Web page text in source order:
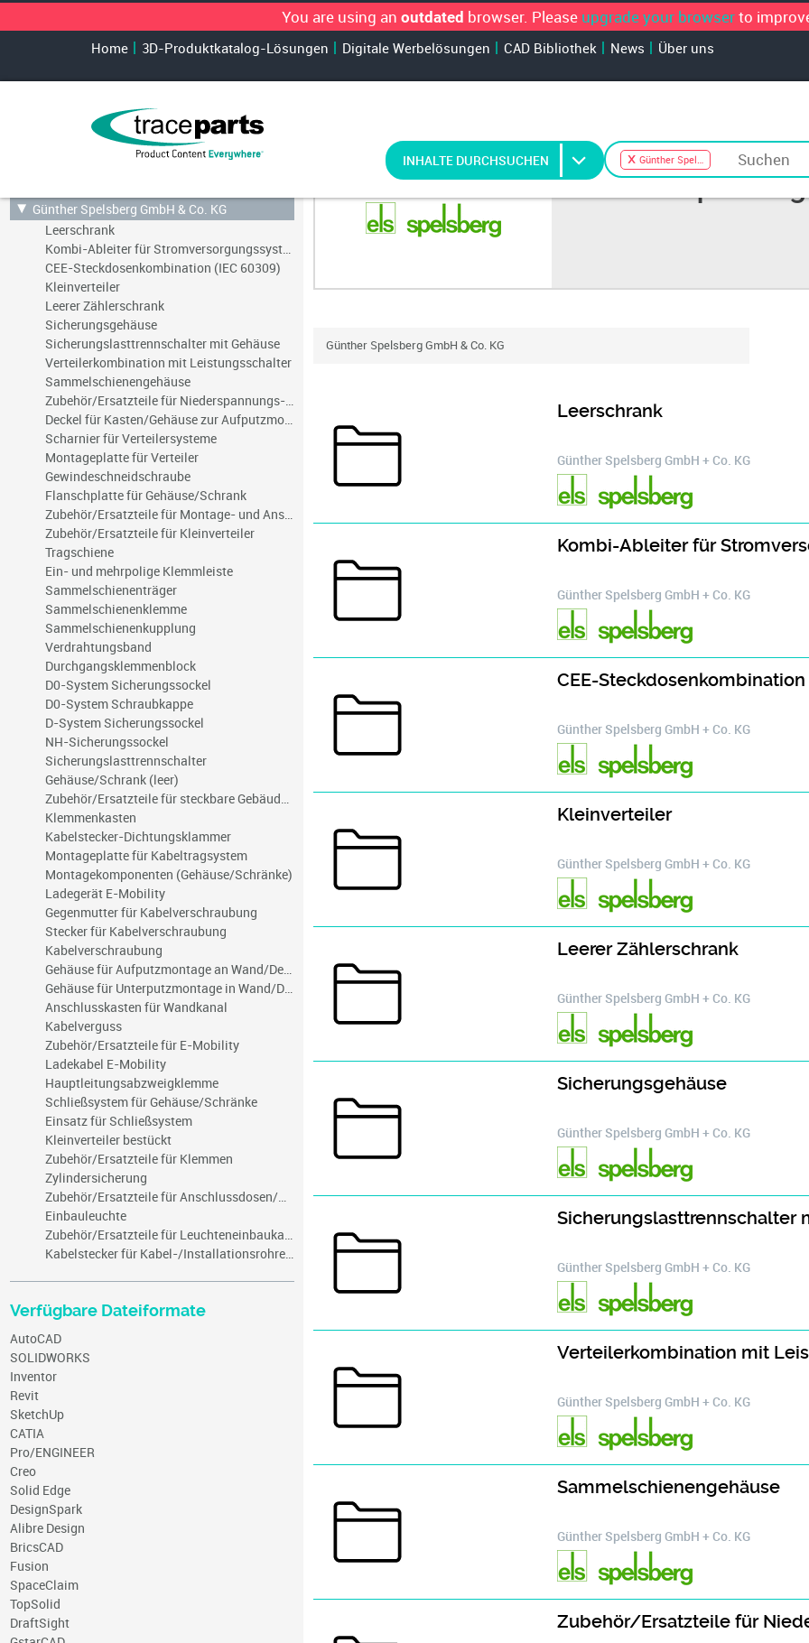
You are using an outdated browser. Please upgrade your browserto
Home 3D-Produktkatalog-Lösungen Digitale Werbelösungen CAD Bibliothek News Über uns
INHALTE DURCHSUCHEN Günther Spelsberg GmbH & Co. KG
Günther Spelsberg GmbH & Co. KG
Leerschrank
Kombi-Ableiter für Stromversorgungssysteme
CEE-Steckdosenkombination (IEC 60309)
Kleinverteiler
Leerer Zählerschrank
Sicherungsgehäuse
Sicherungslasttrennschalter mit Gehäuse
Verteilerkombination mit Leistungsschalter
Sammelschienengehäuse
Zubehör/Ersatzteile für Niederspannungs-Schalttechnik
Deckel für Kasten/Gehäuse zur Aufputzmontage an Wand/Decke
Scharnier für Verteilersysteme
Montageplatte für Verteiler
Gewindeschneidschraube
Flanschplatte für Gehäuse/Schrank
Zubehör/Ersatzteile für Montage- und Anschlussmaterial
Zubehör/Ersatzteile für Kleinverteiler
Tragschiene
Ein- und mehrpolige Klemmleiste
Sammelschienenträger
Sammelschienenklemme
Sammelschienenkupplung
Verdrahtungsband
Durchgangsklemmenblock
D0-System Sicherungssockel
D0-System Schraubkappe
D-System Sicherungssockel
NH-Sicherungssockel
Sicherungslasttrennschalter
Gehäuse/Schrank (leer)
Zubehör/Ersatzteile für steckbare Gebäudeinstallation
Klemmenkasten
Kabelstecker-Dichtungsklammer
Montageplatte für Kabeltragsystem
Montagekomponenten (Gehäuse/Schränke)
Ladegerät E-Mobility
Gegenmutter für Kabelverschraubung
Stecker für Kabelverschraubung
Kabelverschraubung
Gehäuse für Aufputzmontage an Wand/Decke
Gehäuse für Unterputzmontage in Wand/Decke
Anschlusskasten für Wandkanal
Kabelverguss
Zubehör/Ersatzteile für E-Mobility
Ladekabel E-Mobility
Hauptleitungsabzweigklemme
Schließsystem für Gehäuse/Schränke
Einsatz für Schließsystem
Kleinverteiler bestückt
Zubehör/Ersatzteile für Klemmen
Zylindersicherung
Zubehör/Ersatzteile für Anschlussdosen/Gehäuse für Wandmontage
Einbauleuchte
Zubehör/Ersatzteile für Leuchteneinbaukasten
Kabelstecker für Kabel-/Installationsrohreinführung
Verfügbare Dateiformate
AutoCAD
SOLIDWORKS
Inventor
Revit
SketchUp
CATIA
Pro/ENGINEER
Creo
Solid Edge
DesignSpark
Alibre Design
BricsCAD
Fusion
SpaceClaim
TopSolid
DraftSight
Günther Spelsberg
Günther Spelsberg GmbH & Co. KG
Leerschrank
Günther Spelsberg GmbH + Co. KG
Kombi-Ableiter für
Günther Spelsberg GmbH + Co. KG
CEE-
Günther Spelsberg GmbH + Co. KG
Kleinverteiler
Günther Spelsberg GmbH + Co. KG
Leerer Zählerschrank
Günther Spelsberg GmbH + Co. KG
Sicherungsgehäuse
Günther Spelsberg GmbH + Co. KG
Sicherungslasttrennschalter
Günther Spelsberg GmbH + Co. KG
Verteilerkombination mit
Günther Spelsberg GmbH + Co. KG
Sammelschienengehäuse
Günther Spelsberg GmbH + Co. KG
Zubehör/Ersatzteile für